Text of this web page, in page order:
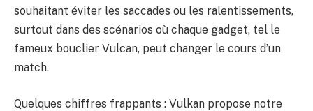
souhaitant éviter les saccades ou les ralentissements,
surtout dans des scénarios où chaque gadget, tel le
fameux bouclier Vulcan, peut changer le cours d’un
match.
Quelques chiffres frappants : Vulkan propose notre